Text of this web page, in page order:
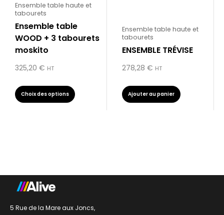
Ensemble table haute et
tabourets
Ensemble table
WOOD + 3 tabourets
moskito
325,20 € HT
Choix des options
être
choisies
sur
la
page
du
Ensemble table haute et
tabourets
ENSEMBLE TRÉVISE
278,28 € HT
Ajouter au panier
5 Rue de la Mare aux Joncs,